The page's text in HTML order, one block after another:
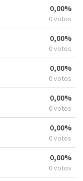
0,00%
0 votos
0,00%
0 votos
0,00%
0 votos
0,00%
0 votos
0,00%
0 votos
0,00%
0 votos